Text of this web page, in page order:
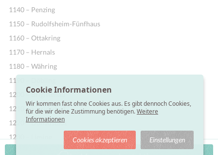
1140 – Penzing
1150 – Rudolfsheim-Fünfhaus
1160 – Ottakring
1170 – Hernals
1180 – Währing
1190 – Döbling
1200 – Brigittenau
1210 – Floridsdorf
1220 – Donaustadt
1230 – Liesing
Cookie Informationen
Wir kommen fast ohne Cookies aus. Es gibt dennoch Cookies,
für die wir deine Zustimmung benötigen.Weitere
Informationen
Cookies akzeptieren Einstellungen